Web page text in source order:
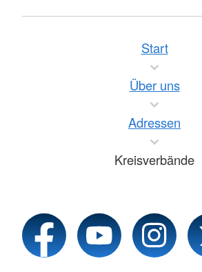
Start
Über uns
Adressen
Kreisverbände